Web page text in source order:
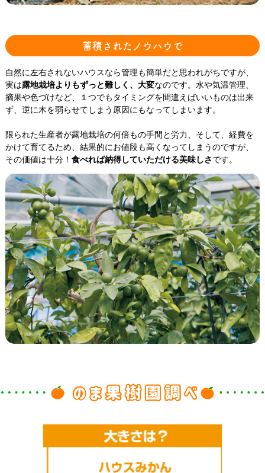
蓄積されたノウハウで
自然に左右されないハウスなら管理も簡単だと思われがちですが、
実は露地栽培よりもずっと難しく、大変なのです。水や気温管理、
摘果や色づけなど、１つでもタイミングを間違えばいいものは出来
ず、逆に木を弱らせてしまう原因にもなってしまいます。
限られた生産者が露地栽培の何倍もの手間と労力、そして、経費を
かけて育てるため、結果的にお値段も高くなってしまうのですが、
その価値は十分！ 食べれば納得していただける美味しさ です。